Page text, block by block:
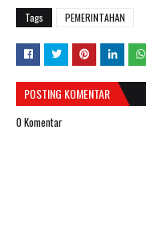
Tags PEMERINTAHAN
POSTING KOMENTAR
0 Komentar